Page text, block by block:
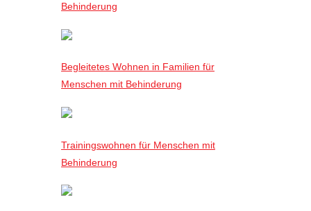
Behinderung
Begleitetes Wohnen in Familien für
Menschen mit Behinderung
Trainingswohnen für Menschen mit
Behinderung